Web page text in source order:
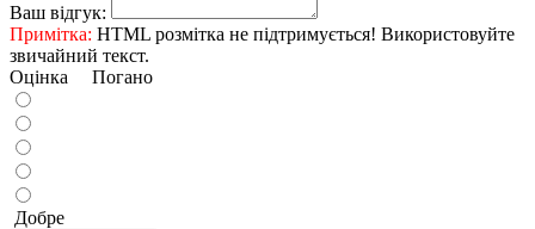
Ваш відгук:
Примітка: HTML розмітка не підтримується! Використовуйте
звичайний текст.
Оцінка Погано
Добре